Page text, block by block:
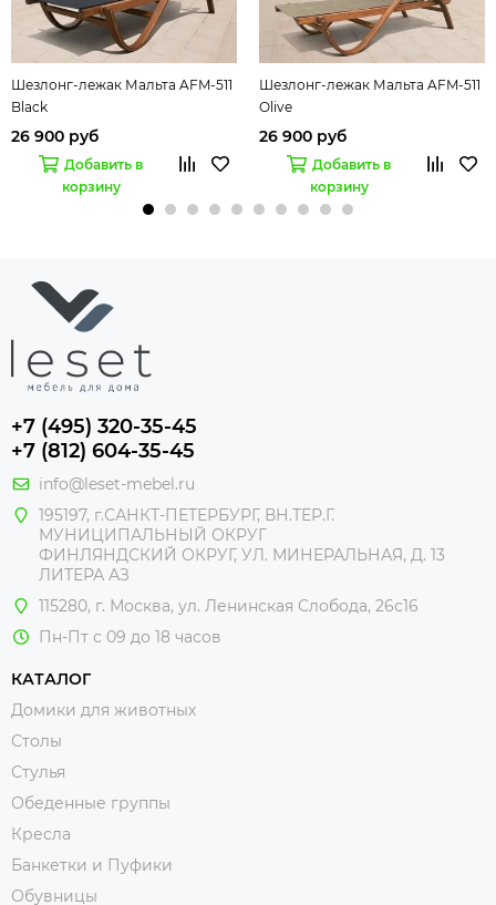
Шезлонг-лежак Мальта AFM-511
Black
26 900 руб
Добавить в
корзину
Шезлонг-лежак Мальта AFM-511
Olive
26 900 руб
Добавить в
корзину
+7 (495) 320-35-45
+7 (812) 604-35-45
info@leset-mebel.ru
195197, г.САНКТ-ПЕТЕРБУРГ, ВН.ТЕР.Г.
МУНИЦИПАЛЬНЫЙ ОКРУГ
ФИНЛЯНДСКИЙ ОКРУГ, УЛ. МИНЕРАЛЬНАЯ, Д. 13
ЛИТЕРА АЗ
115280, г. Москва, ул. Ленинская Слобода, 26с16
Пн-Пт с 09 до 18 часов
КАТАЛОГ
Домики для животных
Столы
Стулья
Обеденные группы
Кресла
Банкетки и Пуфики
Обувницы